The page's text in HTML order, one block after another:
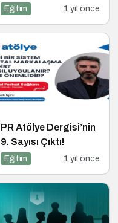
Dersinde Dijital
Konuşuldu
Eğitim 1 yıl önce
PR Atölye Dergisi’nin
9. Sayısı Çıktı!
Eğitim 1 yıl önce